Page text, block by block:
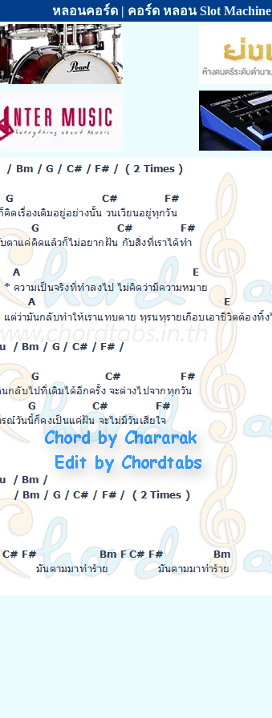
หลอนคอร์ด | คอร์ด หลอน Slot Machine